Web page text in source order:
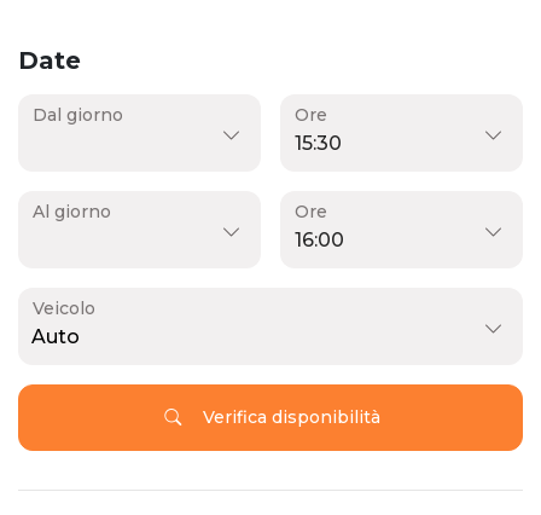
Date
Dal giorno Ore
Al giorno Ore
Veicolo
Auto
Verifica disponibilità